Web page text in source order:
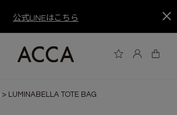
公式LINEはこちら
LUMINABELLA TOTE BAG